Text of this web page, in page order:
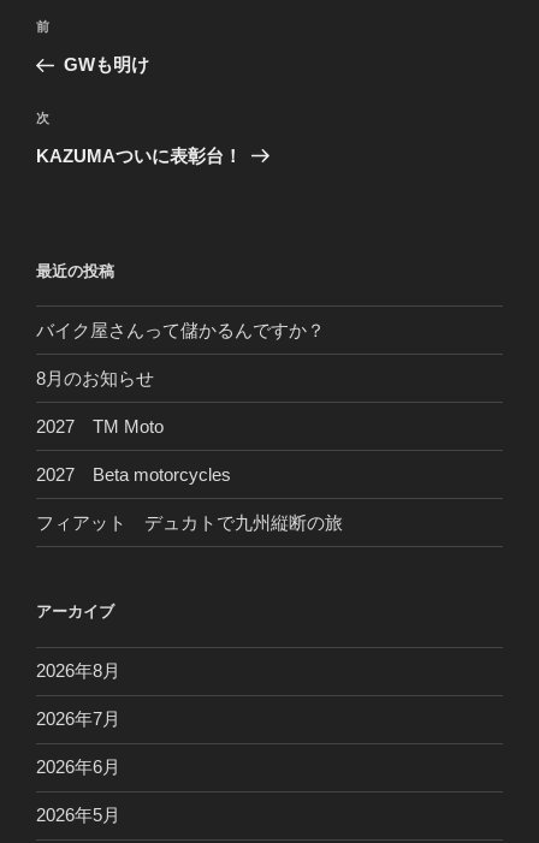
投
ナ
ビ
ゲ
ン
前
の
稿
前
GWも明け
次
の
次
KAZUMAついに表彰台！
最近の投稿
バイク屋さんって儲かるんですか？
8月のお知らせ
2027 TM Moto
2027 Beta motorcycles
フィアット デュカトで九州縦断の旅
アーカイブ
2026年8月
2026年7月
2026年6月
2026年5月